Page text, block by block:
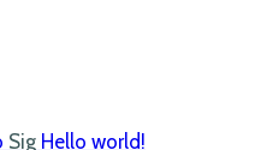
Sig Hello world!